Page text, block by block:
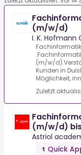
(m/w/d)
I. K. Hofmann
(m/w/
Kunden in
Möglichkeit,
Zuletzt
(m/w/d)
Astriol
Quick